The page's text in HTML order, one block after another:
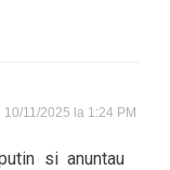
10/11/2025 la 1:24 PM
si anuntau